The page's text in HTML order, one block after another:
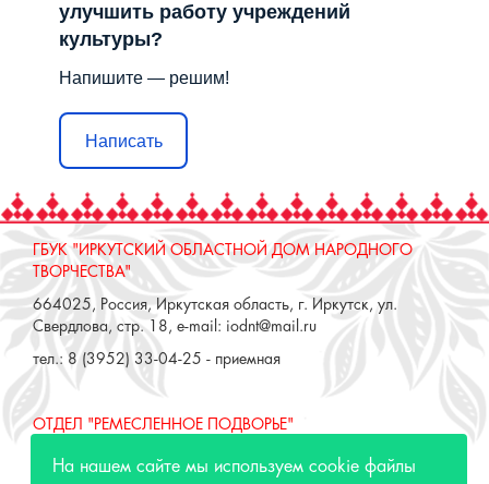
улучшить работу учреждений
культуры?
Напишите — решим!
Написать
ГБУК "ИРКУТСКИЙ ОБЛАСТНОЙ ДОМ НАРОДНОГО
ТВОРЧЕСТВА"
664025, Россия, Иркутская область, г. Иркутск, ул.
Свердлова, стр. 18, e-mail: iodnt@mail.ru
тел.: 8 (3952) 33-04-25 - приемная
ОТДЕЛ "РЕМЕСЛЕННОЕ ПОДВОРЬЕ"
664025, Россия, Иркутская область, г. Иркутск, ул. 3 июля,
На нашем сайте мы используем cookie файлы